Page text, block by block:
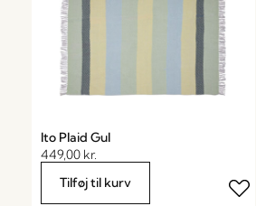
Ito Plaid Gul
449,00 kr.
Tilføj til kurv